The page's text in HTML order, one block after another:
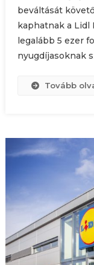
beváltását
kaphatnak a
legalább 5 ezer
nyugdíjasoknak
Tovább